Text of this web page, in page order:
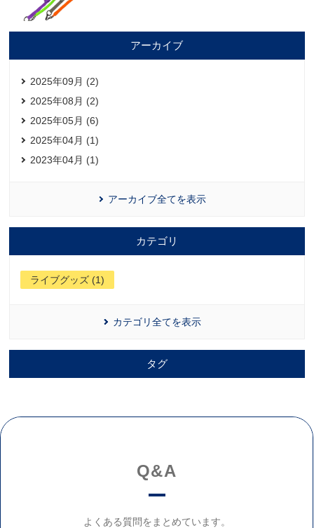
アーカイブ
2025年09月 (2)
2025年08月 (2)
2025年05月 (6)
2025年04月 (1)
2023年04月 (1)
アーカイブ全てを表示
カテゴリ
ライブグッズ (1)
カテゴリ全てを表示
タグ
Q&A
よくある質問をまとめています。